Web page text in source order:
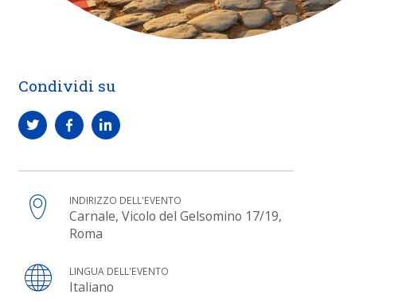
Condividi su
INDIRIZZO DELL'EVENTO
Carnale, Vicolo del Gelsomino 17/19,
Roma
LINGUA DELL'EVENTO
Italiano